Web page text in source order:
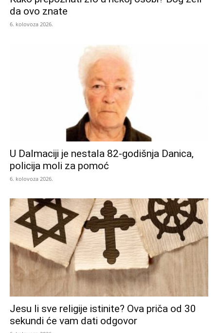
da ovo znate
6. kolovoza 2026.
U Dalmaciji je nestala 82-godišnja Danica,
policija moli za pomoć
6. kolovoza 2026.
Jesu li sve religije istinite? Ova priča od 30
sekundi će vam dati odgovor